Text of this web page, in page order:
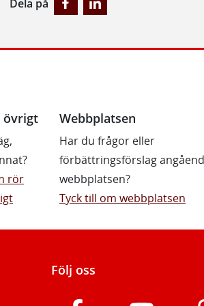
Dela på
övrigt
rör
Webbplatsen
Har du frågor eller
förbättringsförslag
webbplatsen?
Tyck till om webbplatsen
Följ oss